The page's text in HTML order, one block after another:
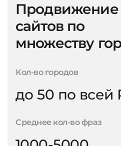
Продвижение
сайтов по
множеству
Кол-во городов
до 50 по всей
Среднее кол-во фраз